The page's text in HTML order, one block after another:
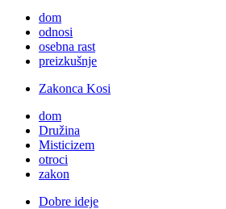
dom
odnosi
osebna rast
preizkušnje
Zakonca Kosi
dom
Družina
Misticizem
otroci
zakon
Dobre ideje